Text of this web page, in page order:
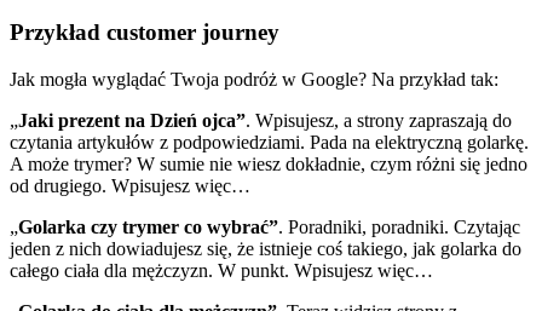
Przykład customer journey
Jak mogła wyglądać Twoja podróż w Google? Na przykład tak:
„Jaki prezent na Dzień ojca”. Wpisujesz, a strony zapraszają do
czytania artykułów z podpowiedziami. Pada na elektryczną golarkę.
A może trymer? W sumie nie wiesz dokładnie, czym różni się jedno
od drugiego. Wpisujesz więc…
„Golarka czy trymer co wybrać”. Poradniki, poradniki. Czytając
jeden z nich dowiadujesz się, że istnieje coś takiego, jak golarka do
całego ciała dla mężczyzn. W punkt. Wpisujesz więc…